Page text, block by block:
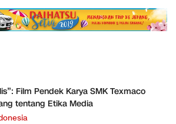
Film Pendek Karya SMK Texmaco
tentang Etika Media